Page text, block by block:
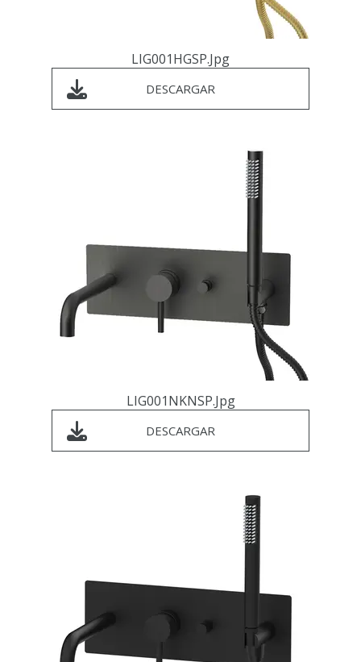
LIG001HGSP.jpg
DESCARGAR
LIG001NKNSP.jpg
DESCARGAR